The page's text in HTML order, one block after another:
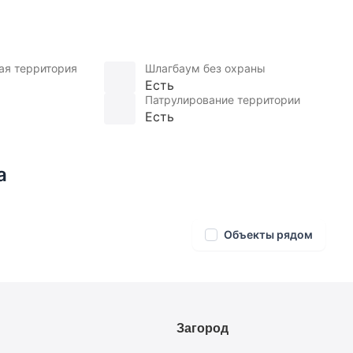
территория Шлагбаум без охраны
Есть
Патрулирование территории
Есть
Объекты рядом
Загород